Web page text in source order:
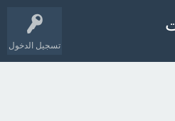
تسجيل الدخول